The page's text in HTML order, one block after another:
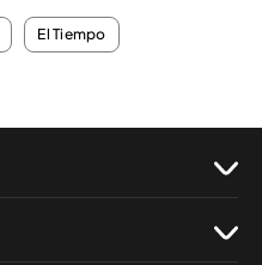
El Tiempo